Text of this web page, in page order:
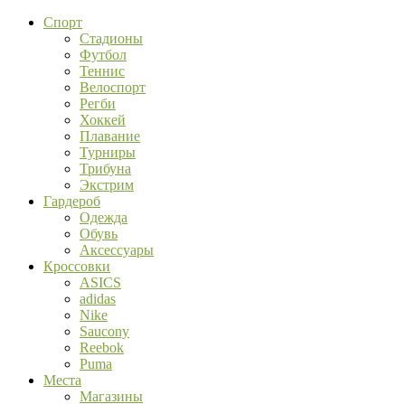
Спорт
Стадионы
Футбол
Теннис
Велоспорт
Регби
Хоккей
Плавание
Турниры
Трибуна
Экстрим
Гардероб
Одежда
Обувь
Аксессуары
Кроссовки
ASICS
adidas
Nike
Saucony
Reebok
Puma
Места
Магазины